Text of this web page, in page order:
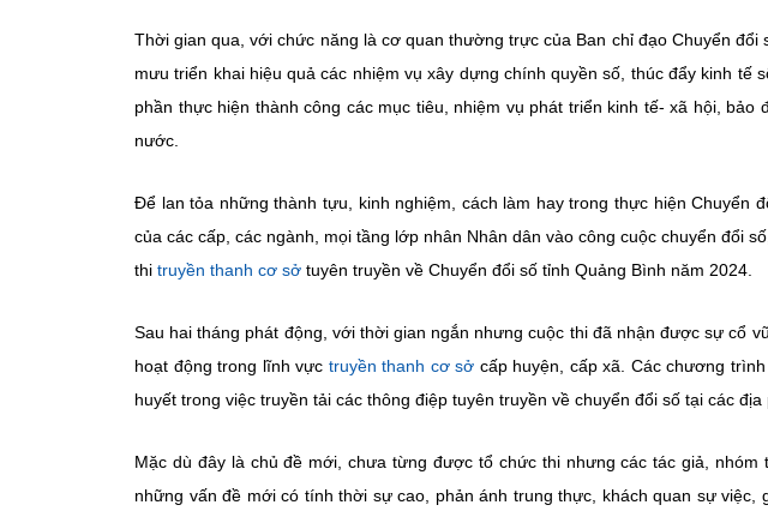
Thời gian qua, với chức năng là cơ quan thường trực của Ban chỉ đạo Chuyển đổi
mưu triển khai hiệu quả các nhiệm vụ xây dựng chính quyền số, thúc đẩy kinh tế
phần thực hiện thành công các mục tiêu, nhiệm vụ phát triển kinh tế- xã hội,
nước.
Để lan tỏa những thành tựu, kinh nghiệm, cách làm hay trong thực hiện Chuyển
của các cấp, các ngành, mọi tầng lớp nhân Nhân dân vào công cuộc chuyển đổi
thi truyền thanh cơ sở tuyên truyền về Chuyển đổi số tỉnh Quảng Bình năm 2024.
Sau hai tháng phát động, với thời gian ngắn nhưng cuộc thi đã nhận được sự cổ
hoạt động trong lĩnh vực truyền thanh cơ sở cấp huyện, cấp xã. Các chương
huyết trong việc truyền tải các thông điệp tuyên truyền về chuyển đổi số tại các
Mặc dù đây là chủ đề mới, chưa từng được tổ chức thi nhưng các tác giả,
những vấn đề mới có tính thời sự cao, phản ánh trung thực, khách quan sự